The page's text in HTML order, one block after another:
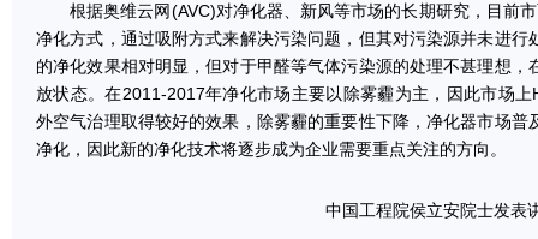
根据奥维云网(AVC)对净化器、新风等市场的长期研究，目前市
净化方式，通过吸附方式来解决污染问题，但其对污染源并未进行
的净化效果相对明显，但对于甲醛等气体污染源的处理不甚理想
放状态。在2011-2017年净化市场主要以除雾霾为主，因此市场
外空气治理取得较好的效果，除雾霾的重要性下降，净化器市场普
净化，因此新的净化技术将逐步成为企业需要重点关注的方向。
中国工程院侯立安院士发表